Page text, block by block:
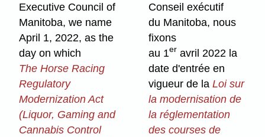
Executive Council of
Manitoba, we name
April 1, 2022, as the
day on which
The Horse Racing
Regulatory
Modernization Act
(Liquor, Gaming and
Cannabis Control
Conseil exécutif
du Manitoba, nous
fixons
au 1er avril 2022 la
date d'entrée en
vigueur de laLoi sur
la modernisation de
la réglementation
des courses de